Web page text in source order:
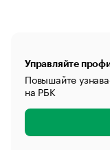
Управляйте
Повышайте
на РБК